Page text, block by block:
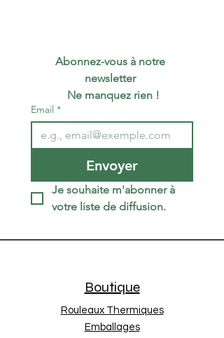
Abonnez-vous à notre
newsletter
Ne manquez rien !
Email *
Envoyer
Je souhaite m'abonner à
votre liste de diffusion.
Boutique
Rouleaux Thermiques
Emballages